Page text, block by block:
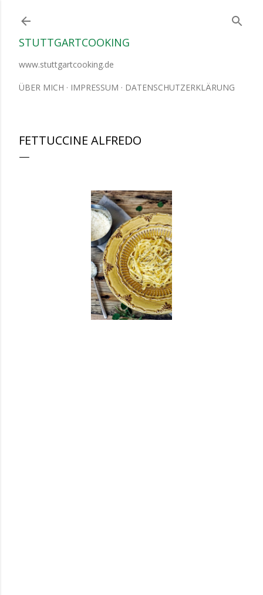
STUTTGARTCOOKING
www.stuttgartcooking.de
ÜBER MICH IMPRESSUM DATENSCHUTZERKLÄRUNG
FETTUCCINE ALFREDO